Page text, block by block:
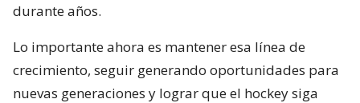
durante años.
Lo importante ahora es mantener esa línea de
crecimiento, seguir generando oportunidades para
nuevas generaciones y lograr que el hockey siga